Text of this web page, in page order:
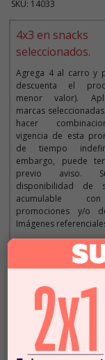
SKU: 14033
4x3 en snacks
seleccionados.
Agrega 4 al carro y
descuenta el
menor valor).
marcas
hacer
vigencia de esta
de tiempo
embargo, puede
previo aviso.
disponibilidad de
acumulable
promociones y/o
Imágenes
$6.990
En Stock